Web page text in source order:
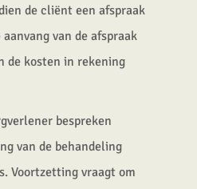
de cliënt een afspraak
van de afspraak
de kosten in rekening
bespreken
van de behandeling
Voortzetting vraagt om